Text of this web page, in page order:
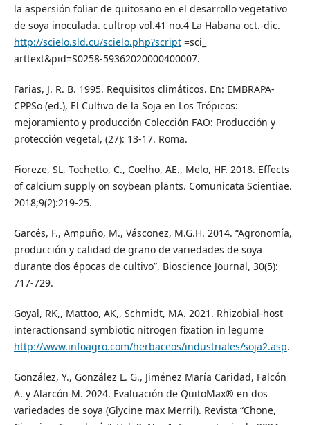
la aspersión foliar de quitosano en el desarrollo vegetativo
de soya inoculada. cultrop vol.41 no.4 La Habana oct.-dic.
http://scielo.sld.cu/scielo.php?script=sci_
arttext&pid=S0258-59362020000400007.
Farias, J. R. B. 1995. Requisitos climáticos. En: EMBRAPA-
CPPSo (ed.), El Cultivo de la Soja en Los Trópicos:
mejoramiento y producción Colección FAO: Producción y
protección vegetal, (27): 13-17. Roma.
Fioreze, SL, Tochetto, C., Coelho, AE., Melo, HF. 2018. Effects
of calcium supply on soybean plants. Comunicata Scientiae.
2018;9(2):219-25.
Garcés, F., Ampuño, M., Vásconez, M.G.H. 2014. “Agronomía,
producción y calidad de grano de variedades de soya
durante dos épocas de cultivo”, Bioscience Journal, 30(5):
717-729.
Goyal, RK,, Mattoo, AK,, Schmidt, MA. 2021. Rhizobial-host
interactionsand symbiotic nitrogen fixation in legume
http://www.infoagro.com/herbaceos/industriales/soja2.asp.
González, Y., González L. G., Jiménez María Caridad, Falcón
A. y Alarcón M. 2024. Evaluación de QuitoMax® en dos
variedades de soya (Glycine max Merril). Revista “Chone,